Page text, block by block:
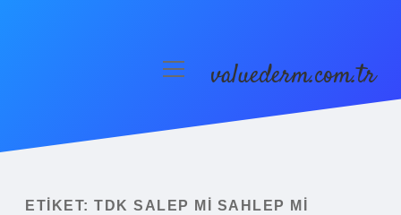
Yasal Uyarı
menüyüvaluederm.com.tr
ETIKET: TDK SALEP MI SAHLEP MI